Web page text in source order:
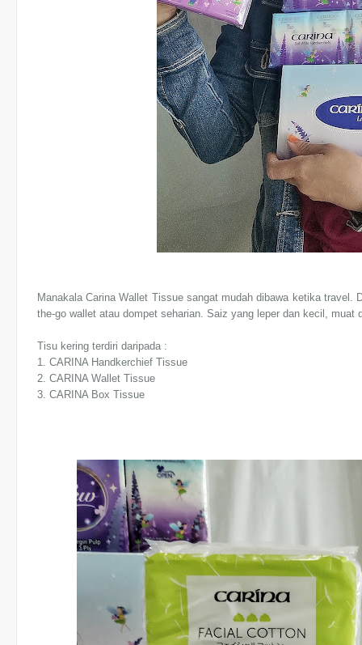
Manakala Carina Wallet Tissue sangat mudah dibawa ketika
the-go wallet atau dompet seharian. Saiz yang leper dan kecil,
Tisu kering terdiri daripada :
1. CARINA Handkerchief Tissue
2. CARINA Wallet Tissue
3. CARINA Box Tissue